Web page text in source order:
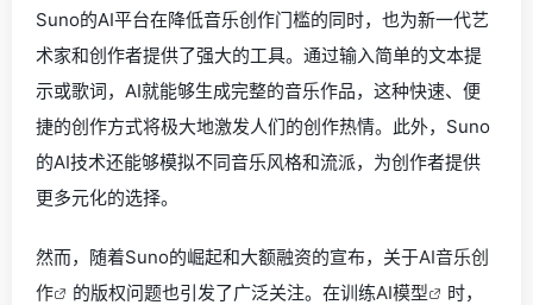
Suno的AI平台在降低音乐创作门槛的同时，也为新一代艺
术家和创作者提供了强大的工具。通过输入简单的文本提
示或歌词，AI就能够生成完整的音乐作品，这种快速、便
捷的创作方式将极大地激发人们的创作热情。此外，Suno
的AI技术还能够模拟不同音乐风格和流派，为创作者提供
更多元化的选择。
然而，随着Suno的崛起和大额融资的宣布，关于AI音乐创
作
的版权问题也引发了广泛关注。在训练AI模型
时，